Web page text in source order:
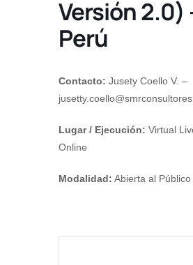
Versión 2.0)
Perú
Contacto: Jusety Coello V. –
Lugar / Ejecución: Virtual
Online
Modalidad: Abierta al